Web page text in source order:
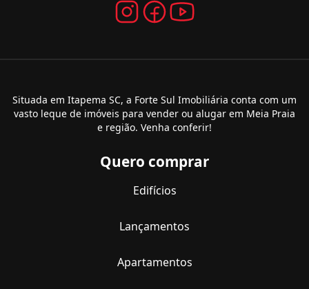
Situada em Itapema SC, a Forte Sul Imobiliária conta com um
vasto leque de imóveis para vender ou alugar em Meia Praia
e região. Venha conferir!
Quero comprar
Edifícios
Lançamentos
Apartamentos